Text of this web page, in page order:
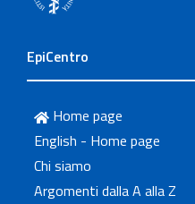
EpiCentro
Home page
English - Home page
Chi siamo
Argomenti dalla A alla Z